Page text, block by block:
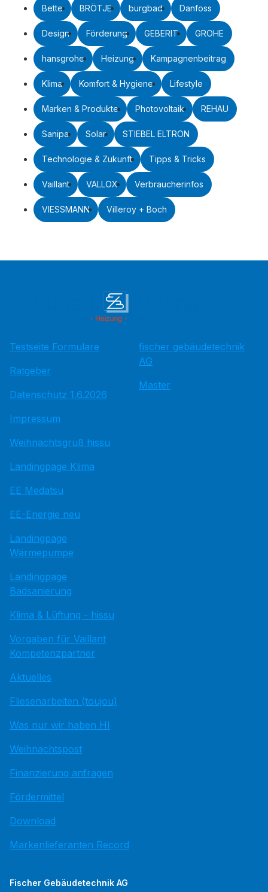
Bette BRÖTJE burgbad Danfoss
Design Förderung GEBERIT GROHE
hansgrohe Heizung Kampagnenbeitrag
Klima Komfort & Hygiene Lifestyle
Marken & Produkte Photovoltaik REHAU
Sanipa Solar STIEBEL ELTRON
Technologie & Zukunft Tipps & Tricks
Vaillant VALLOX Verbraucherinfos
VIESSMANN Villeroy + Boch
Testseite Formulare
Ratgeber
Datenschutz 1.6.2026
Impressum
Weihnachtsgruß hissu
Landingpage Klima
EE Medatsu
EE-Energie neu
Landingpage
Wärmepumpe
Landingpage
Badsanierung
Klima & Lüftung - hissu
Vorgaben für Vaillant
Kompetenzpartner
Aktuelles
Fliesenarbeiten (toujou)
Was nur wir haben HI
Weihnachtspost
Finanzierung anfragen
Fördermittel
Download
Markenlieferanten Record
fischer gebäudetechnik
AG
Master
Fischer Gebäudetechnik AG